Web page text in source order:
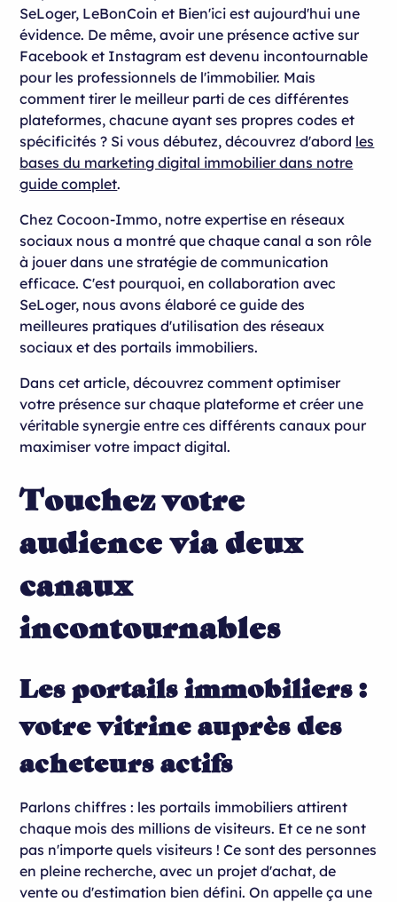
des acheteurs actifs
Les réseaux sociaux : cultivez votre relation
client sur le long terme
Ce qu'il faut retenir
Sur les réseaux sociaux : authenticité et
diversité des formats
Ce qu'il faut retenir
Montrez les coulisses de votre agence sur les
réseaux
Un tiers d'annonces immobilières
Un tiers de contenus informatifs
Un tiers de contenus humains
Ce qu'il faut retenir
Jouez la carte de l'exclusivité
Exploitez la puissance du reciblage
Ce qu'il faut retenir
SeLoger, LeBonCoin et Bien'ici est aujourd'hui une
évidence. De même, avoir une présence active sur
Facebook et Instagram est devenu incontournable
pour les professionnels de l'immobilier. Mais
comment tirer le meilleur parti de ces différentes
plateformes, chacune ayant ses propres codes et
spécificités ? Si vous débutez, découvrez d'abord les
bases du marketing digital immobilier dans notre
guide complet.
Chez Cocoon-Immo, notre expertise en réseaux
sociaux nous a montré que chaque canal a son rôle
à jouer dans une stratégie de communication
efficace. C'est pourquoi, en collaboration avec
SeLoger, nous avons élaboré ce guide des
meilleures pratiques d'utilisation des réseaux
sociaux et des portails immobiliers.
Dans cet article, découvrez comment optimiser
votre présence sur chaque plateforme et créer une
véritable synergie entre ces différents canaux pour
maximiser votre impact digital.
Touchez votre
audience via deux
canaux
incontournables
Les portails immobiliers :
votre vitrine auprès des
acheteurs actifs
Parlons chiffres : les portails immobiliers attirent
chaque mois des millions de visiteurs. Et ce ne sont
pas n'importe quels visiteurs ! Ce sont des personnes
en pleine recherche, avec un projet d'achat, de
vente ou d'estimation bien défini. On appelle ça une